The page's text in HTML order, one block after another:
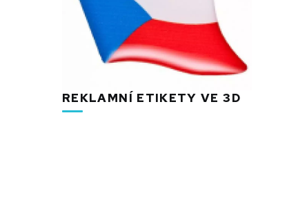
REKLAMNÍ ETIKETY VE 3D